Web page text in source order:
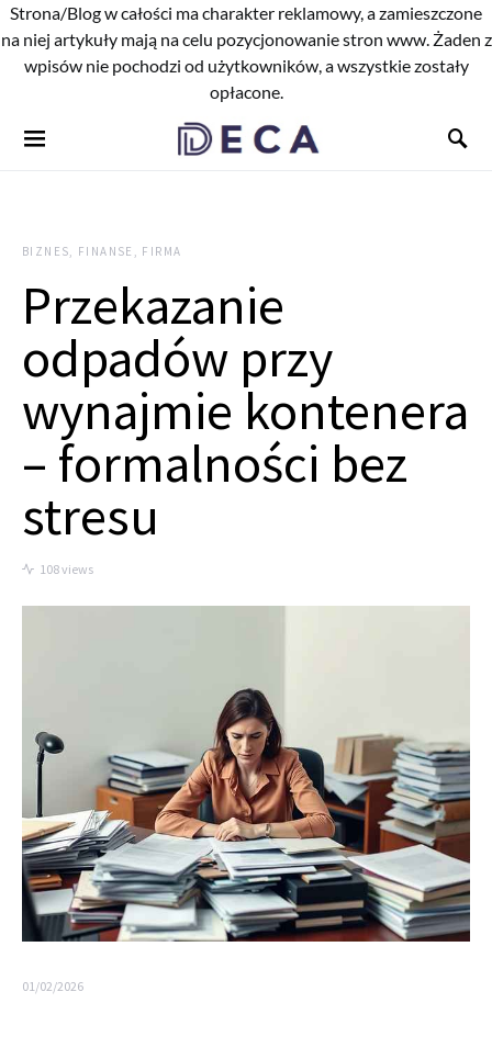
Strona/Blog w całości ma charakter reklamowy, a zamieszczone
na niej artykuły mają na celu pozycjonowanie stron www. Żaden z
wpisów nie pochodzi od użytkowników, a wszystkie zostały
opłacone.
BIZNES, FINANSE, FIRMA
Przekazanie
odpadów przy
wynajmie kontenera
– formalności bez
stresu
108 views
01/02/2026